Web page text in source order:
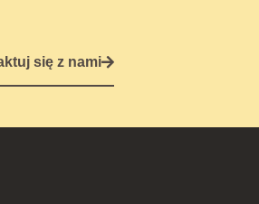
się z nami